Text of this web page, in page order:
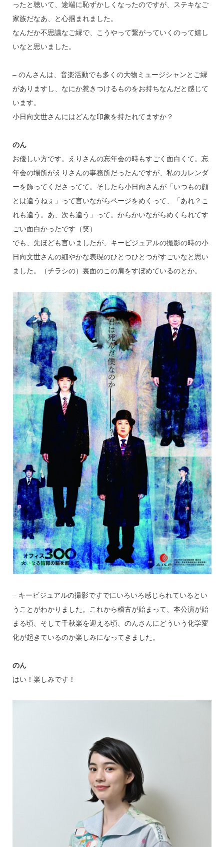
ったと聴いて、途端に恥ずかしくなったのですが、ステキなご
家族だなあ、と心掴まれました。
なんだか不思議なご縁で、こうやって繋がっていくのって嬉し
いなと思いました。
– のんさんは、音楽活動でも多くの大物ミュージシャンとご縁
がありますし、なにか惹きつけるものをお持ちなんだと感じて
います。
小日向文世さんにはどんな印象を持たれてますか？
のん
お優しい方です。えりさんの忘年会の時もすごく面白くて。忘
年会の場所がえりさんの事務所だったんですが、私のカレンダ
ーを飾ってくださってて。そしたら小日向さんが「いつもの顔
とは違うねぇ」って言いながらページをめくって、「あれ？こ
れも違う。あ、次も違う」って。からかいながらめくられてす
ごい面白かったです（笑）
でも、先ほども言いましたが、キービジュアルの撮影の時の小
日向文世さんの細やかな表現のひとつひとつがすごいなと思い
ました。（チラシの）裏面のこの肩をすぼめているのとか。
– キービジュアルの撮影ですでにいろいろ感じられているとい
うことがわかりました。これから稽古が始まって、本公演が始
まる頃、そして千秋楽を迎える頃、のんさんにどういう化学変
化が起きているのか楽しみになってきました。
のん
はい！楽しみです！